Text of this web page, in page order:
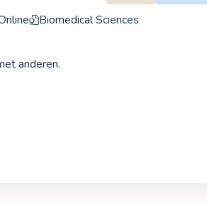
Biomedical Sciences
anderen.